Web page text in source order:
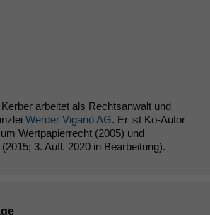
arbeitet als Rechtsanwalt und
Werder Viganò AG. Er ist Ko-Autor
Wertpapierrecht (2005) und
3. Aufl. 2020 in Bearbeitung).